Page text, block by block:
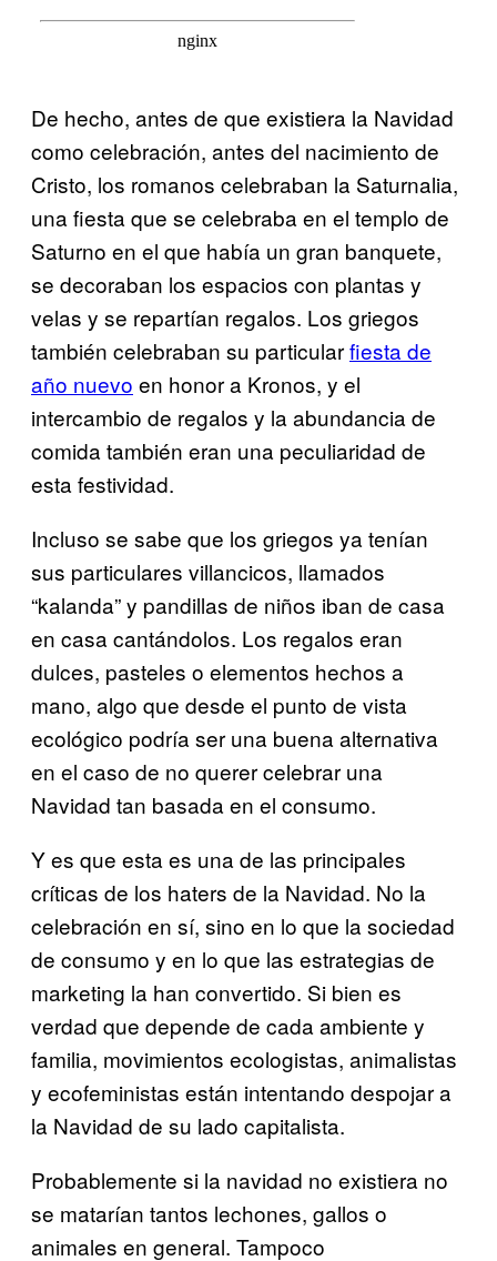
De hecho, antes de que existiera la Navidad
como celebración, antes del nacimiento de
Cristo, los romanos celebraban la Saturnalia,
una fiesta que se celebraba en el templo de
Saturno en el que había un gran banquete,
se decoraban los espacios con plantas y
velas y se repartían regalos. Los griegos
también celebraban su particularfiesta de
año nuevo en honor a Kronos, y el
intercambio de regalos y la abundancia de
comida también eran una peculiaridad de
esta festividad.
Incluso se sabe que los griegos ya tenían
sus particulares villancicos, llamados
“kalanda” y pandillas de niños iban de casa
en casa cantándolos. Los regalos eran
dulces, pasteles o elementos hechos a
mano, algo que desde el punto de vista
ecológico podría ser una buena alternativa
en el caso de no querer celebrar una
Navidad tan basada en el consumo.
Y es que esta es una de las principales
críticas de los haters de la Navidad. No la
celebración en sí, sino en lo que la sociedad
de consumo y en lo que las estrategias de
marketing la han convertido. Si bien es
verdad que depende de cada ambiente y
familia, movimientos ecologistas, animalistas
y ecofeministas están intentando despojar a
la Navidad de su lado capitalista.
Probablemente si la navidad no existiera no
se matarían tantos lechones, gallos o
animales en general. Tampoco